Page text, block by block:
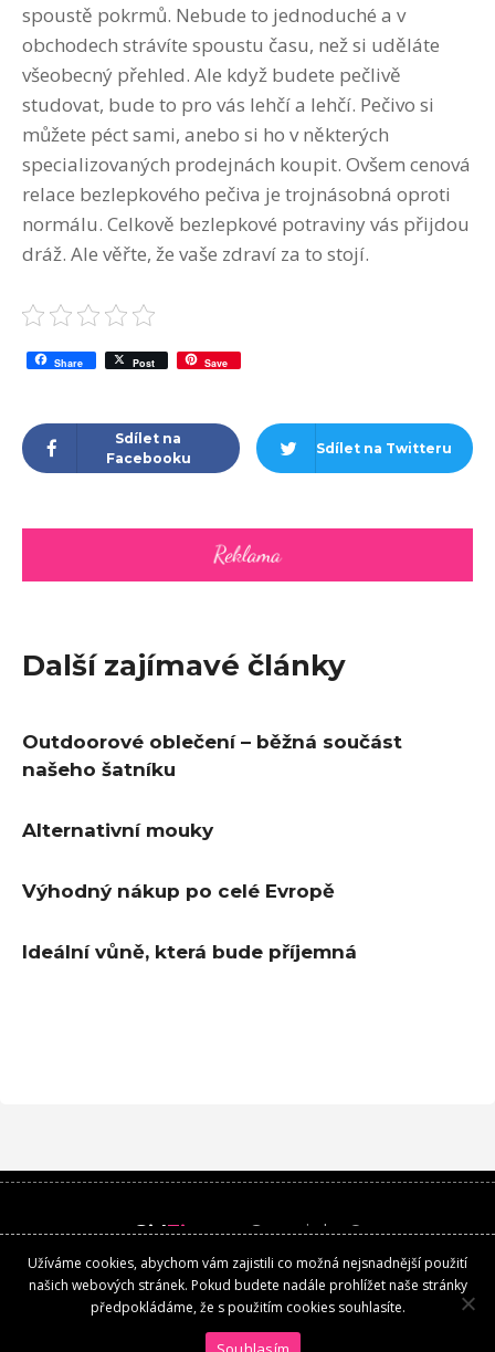
spoustě pokrmů. Nebude to jednoduché a v
obchodech strávíte spoustu času, než si uděláte
všeobecný přehled. Ale když budete pečlivě
studovat, bude to pro vás lehčí a lehčí. Pečivo si
můžete péct sami, anebo si ho v některých
specializovaných prodejnách koupit. Ovšem cenová
relace bezlepkového pečiva je trojnásobná oproti
normálu. Celkově bezlepkové potraviny vás přijdou
dráž. Ale věřte, že vaše zdraví za to stojí.
Share Post Save
Sdílet na
Facebooku
Sdílet na Twitteru
Další zajímavé články
Outdoorové oblečení – běžná součást
našeho šatníku
Alternativní mouky
Výhodný nákup po celé Evropě
Ideální vůně, která bude příjemná
GirlTime.czCopyright ©
Kontakt
Užíváme cookies, abychom vám zajistili co možná nejsnadnější použití
našich webových stránek. Pokud budete nadále prohlížet naše stránky
předpokládáme, že s použitím cookies souhlasíte.